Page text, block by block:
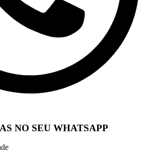
NO SEU WHATSAPP